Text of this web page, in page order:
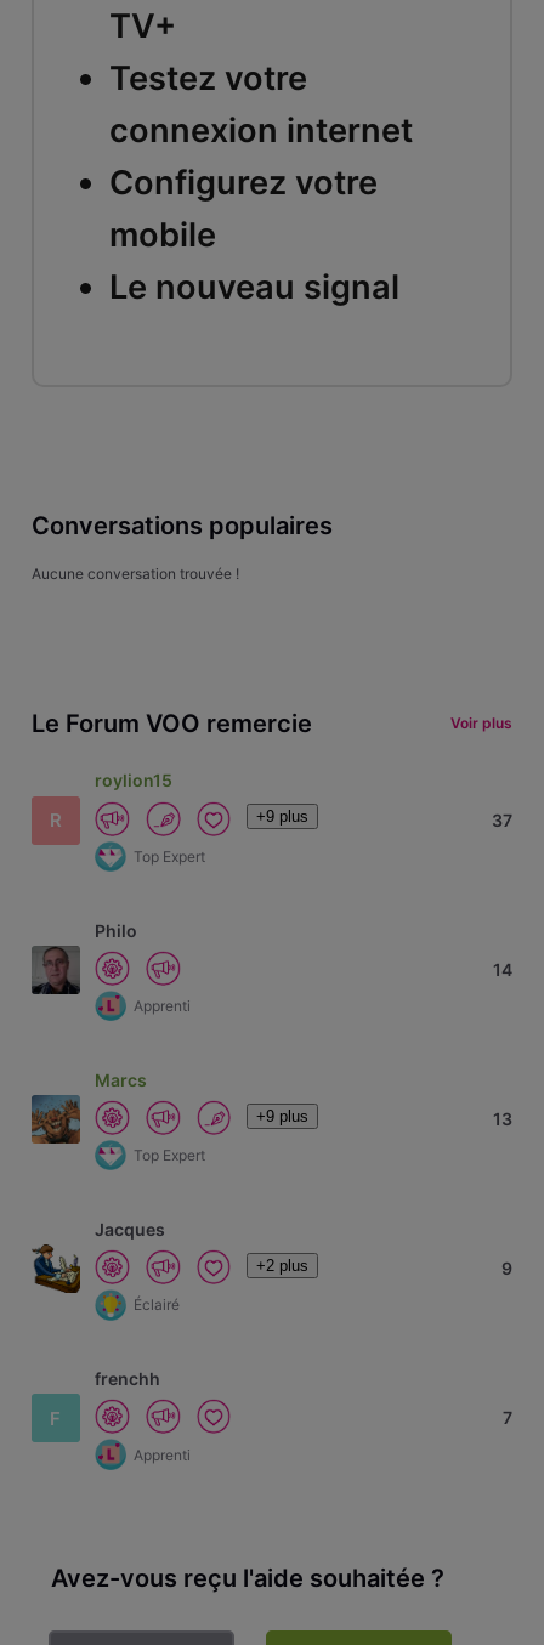
TV+
Testez votre
connexion internet
Configurez votre
mobile
Le nouveau signal
Conversations populaires
Aucune conversation trouvée !
Le Forum VOO remercie Voir plus
R
roylion15
+9 plus
Top Expert
37
Philo
Apprenti
14
Marcs
+9 plus
Top Expert
13
Jacques
+2 plus
Éclairé
9
F
frenchh
Apprenti
7
Avez-vous reçu l'aide souhaitée ?